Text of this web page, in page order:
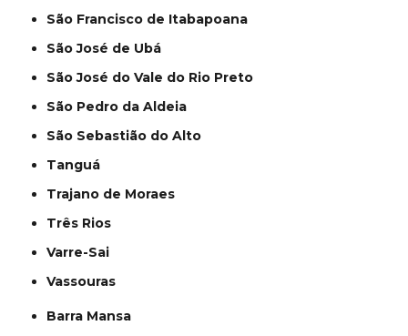
São Francisco de Itabapoana
São José de Ubá
São José do Vale do Rio Preto
São Pedro da Aldeia
São Sebastião do Alto
Tanguá
Trajano de Moraes
Três Rios
Varre-Sai
Vassouras
Barra Mansa